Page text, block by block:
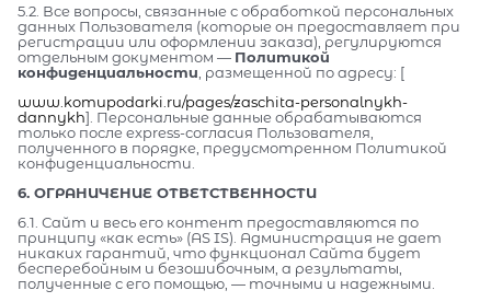
5.2. Все вопросы, связанные с обработкой персональных
данных Пользователя (которые он предоставляет при
регистрации или оформлении заказа), регулируются
отдельным документом — Политикой
конфиденциальности , размещенной по адресу: [
www.komupodarki.ru/pages/zaschita-personalnykh-
dannykh]. Персональные данные обрабатываются
только после express-согласия Пользователя,
полученного в порядке, предусмотренном Политикой
конфиденциальности.
6. ОГРАНИЧЕНИЕ ОТВЕТСТВЕННОСТИ
6.1. Сайт и весь его контент предоставляются по
принципу «как есть» (AS IS). Администрация не дает
никаких гарантий, что функционал Сайта будет
бесперебойным и безошибочным, а результаты,
полученные с его помощью, — точными и надежными.